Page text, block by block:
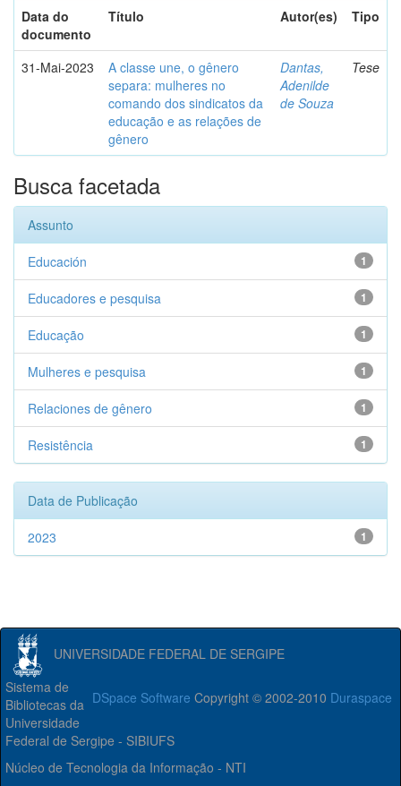
Data do
documento
Título Autor(es) Tipo
31-Mai-2023
A classe une, o gênero
separa: mulheres no
comando dos sindicatos da
educação e as relações de
gênero
Dantas,
Adenilde
de Souza
Tese
Busca facetada
Assunto
1
Educación
1
Educadores e pesquisa
1
Educação
1
Mulheres e pesquisa
1
Relaciones de gênero
1
Resistência
Data de Publicação
1
2023
UNIVERSIDADE FEDERAL DE SERGIPE
DSpace Software Copyright © 2002-2010 Duraspace
Sistema de
Bibliotecas da
Universidade
Federal de Sergipe - SIBIUFS
Núcleo de Tecnologia da Informação - NTI